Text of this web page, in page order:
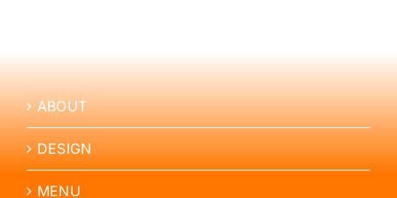
ABOUT
DESIGN
MENU